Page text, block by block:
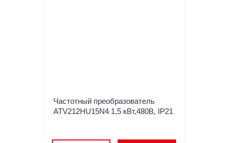
Частотный преобразователь
ATV212HU15N4 1,5 кВт,480В, IP21